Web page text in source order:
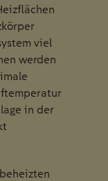
viel
werden
in der